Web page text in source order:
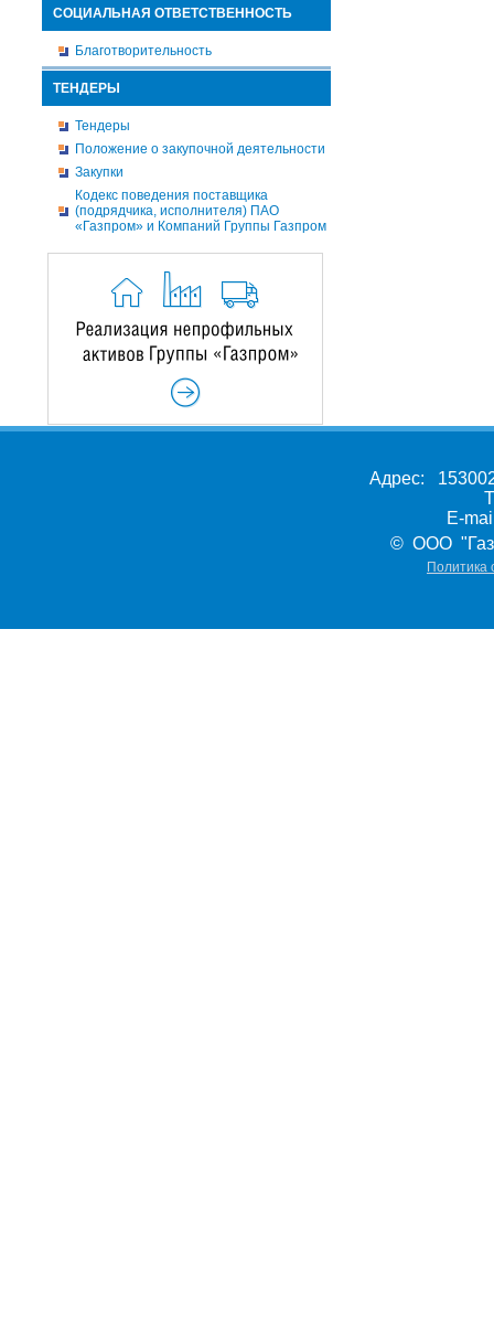
СОЦИАЛЬНАЯ ОТВЕТСТВЕННОСТЬ
Благотворительность
ТЕНДЕРЫ
Тендеры
Положение о закупочной деятельности
Закупки
Кодекс поведения поставщика
(подрядчика, исполнителя) ПАО
«Газпром» и Компаний Группы Газпром
Адрес:
E-
© ООО
Политика